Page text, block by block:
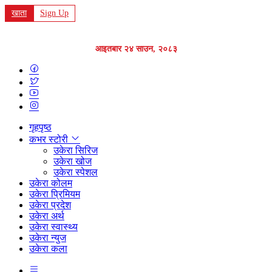
खाता Sign Up
आइतबार २४ साउन, २०८३
गृहपृष्ठ
कभर स्टोरी
उकेरा सिरिज
उकेरा खोज
उकेरा स्पेशल
उकेरा कोलम
उकेरा प्रिमियम
उकेरा प्रदेश
उकेरा अर्थ
उकेरा स्वास्थ्य
उकेरा न्युज
उकेरा कला